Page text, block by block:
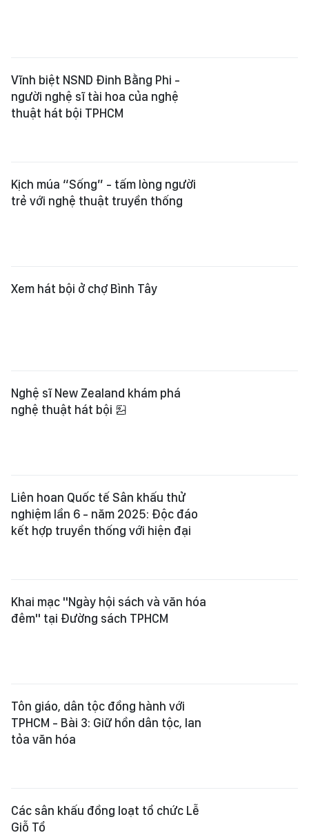
Vĩnh biệt NSND Đinh Bằng Phi -
người nghệ sĩ tài hoa của nghệ
thuật hát bội TPHCM
Kịch múa “Sống” - tấm lòng người
trẻ với nghệ thuật truyền thống
Xem hát bội ở chợ Bình Tây
Nghệ sĩ New Zealand khám phá
nghệ thuật hát bội
Liên hoan Quốc tế Sân khấu thử
nghiệm lần 6 - năm 2025: Độc đáo
kết hợp truyền thống với hiện đại
Khai mạc "Ngày hội sách và văn hóa
đêm" tại Đường sách TPHCM
Tôn giáo, dân tộc đồng hành với
TPHCM - Bài 3: Giữ hồn dân tộc, lan
tỏa văn hóa
Các sân khấu đồng loạt tổ chức Lễ
Giỗ Tổ